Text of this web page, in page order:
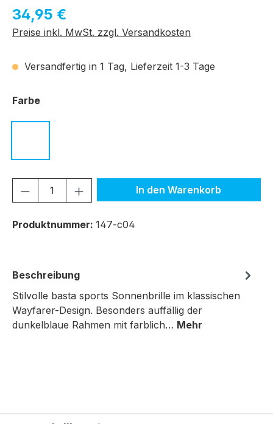
Regulärer Preis:
34,95 €
Preise inkl. MwSt. zzgl. Versandkosten
Versandfertig in 1 Tag, Lieferzeit 1-3 Tage
Farbeauswählen
Produkt Anzahl: Gib den gewünschten
In den Warenkorb
Produktnummer: 147-c04
Beschreibung
Stilvolle basta sports Sonnenbrille im klassischen
Wayfarer-Design. Besonders auffällig der
dunkelblaue Rahmen mit farblich… Mehr